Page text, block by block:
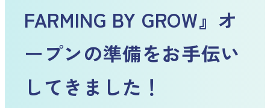
FARMING BY GROW』オ
ープンの準備をお手伝い
してきました！